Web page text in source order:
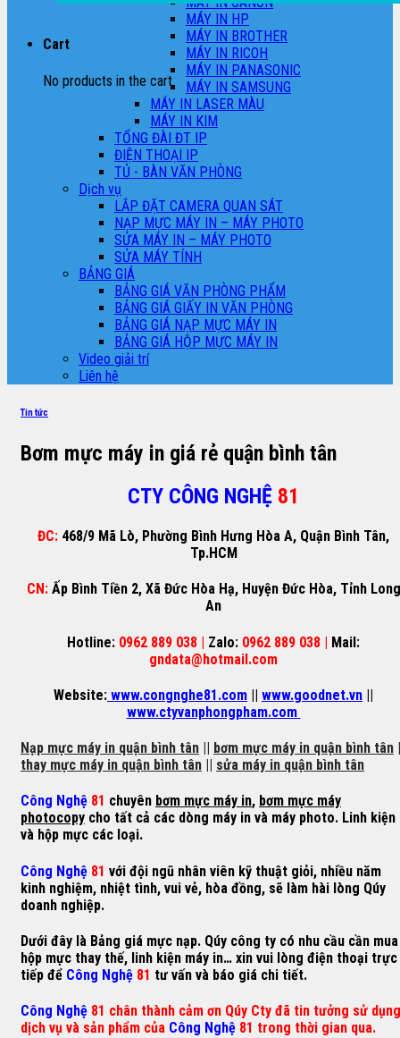
Cart
No products in the cart.
MÁY IN HP
MÁY IN BROTHER
MÁY IN RICOH
MÁY IN PANASONIC
MÁY IN SAMSUNG
MÁY IN LASER MÀU
MÁY IN KIM
TỔNG ĐÀI ĐT IP
ĐIỆN THOẠI IP
TỦ - BÀN VĂN PHÒNG
Dịch vụ
LẮP ĐẶT CAMERA QUAN SÁT
NẠP MỰC MÁY IN – MÁY PHOTO
SỬA MÁY IN – MÁY PHOTO
SỬA MÁY TÍNH
BẢNG GIÁ
BẢNG GIÁ VĂN PHÒNG PHẨM
BẢNG GIÁ GIẤY IN VĂN PHÒNG
BẢNG GIÁ NẠP MỰC MÁY IN
BẢNG GIÁ HỘP MỰC MÁY IN
Video giải trí
Liên hệ
Tin tức
Bơm mực máy in giá rẻ quận bình tân
CTY CÔNG NGHỆ 81
ĐC: 468/9 Mã Lò, Phường Bình Hưng Hòa A, Quận Bình Tân,
Tp.HCM
CN: Ấp Bình Tiền 2, Xã Đức Hòa Hạ, Huyện Đức Hòa, Tỉnh Long
An
Hotline: 0962 889 038 | Zalo: 0962 889 038 | Mail:
gndata@hotmail.com
Website: www.congnghe81.com || www.goodnet.vn ||
www.ctyvanphongpham.com
Nạp mực máy in quận bình tân bơm mực máy in quận bình tân
thay mực máy in quận bình tân
sửa máy in quận bình tân
Công Nghệ 81 chuyên bơm mực máy in, bơm mực máy
photocopy cho tất cả các dòng máy in và máy photo. Linh kiện
và hộp mực các loại.
Công Nghệ 81 với đội ngũ nhân viên kỹ thuật giỏi, nhiều năm
kinh nghiệm, nhiệt tình, vui vẻ, hòa đồng, sẽ làm hài lòng Qúy
doanh nghiệp.
Dưới đây là Bảng giá mực nạp. Qúy công ty có nhu cầu cần mua
hộp mực thay thế, linh kiện máy in… xin vui lòng điện thoại trực
tiếp để Công Nghệ 81 tư vấn và báo giá chi tiết.
Công Nghệ 81 chân thành cảm ơn Qúy Cty đã tin tưởng sử dụng
dịch vụ và sản phẩm của Công Nghệ 81 trong thời gian qua.